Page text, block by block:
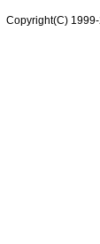
Copyright(C)